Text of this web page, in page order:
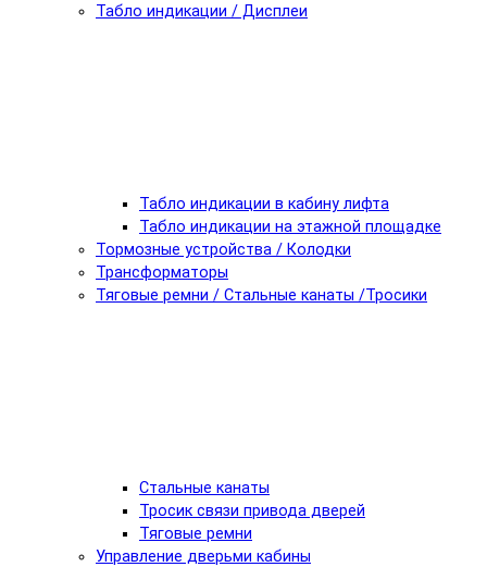
Табло индикации / Дисплеи
Табло индикации в кабину лифта
Табло индикации на этажной площадке
Тормозные устройства / Колодки
Трансформаторы
Тяговые ремни / Стальные канаты /Тросики
Стальные канаты
Тросик связи привода дверей
Тяговые ремни
Управление дверьми кабины